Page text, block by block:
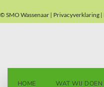
© SMO Wassenaar | Privacyverklaring |
HOME WAT WIJ DOEN